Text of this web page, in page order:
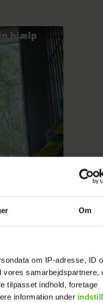
Om
om IP-adresse, ID
samarbejdspartnere,
tilpasset indhold, foretage
information under